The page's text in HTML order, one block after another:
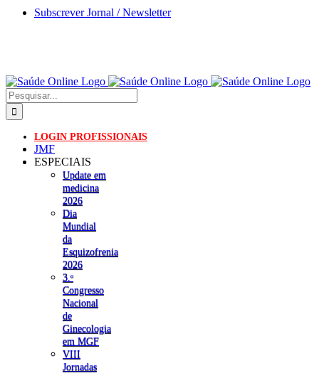
Skip
Subscrever Jornal / Newsletter
Pesquisar
LOGIN PROFISSIONAIS
JMF
ESPECIAIS
Update em
medicina
2026
Dia
Mundial
da
Esquizofrenia
2026
3.ᵒ
Congresso
Nacional
de
Ginecologia
em MGF
VIII
Jornadas